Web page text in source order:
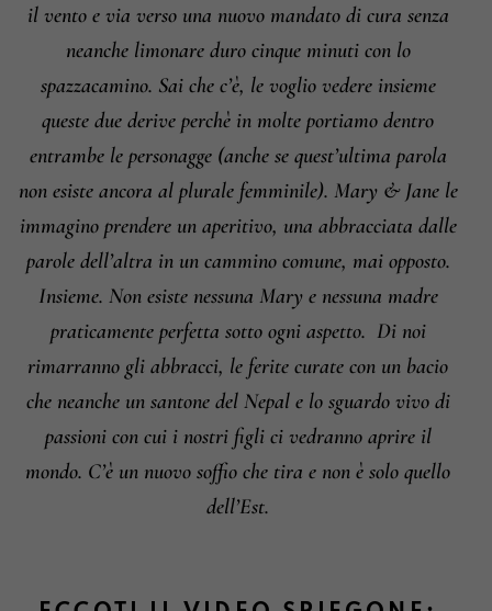
il vento e via verso una nuovo mandato di cura senza
neanche limonare duro cinque minuti con lo
spazzacamino. Sai che c’è, le voglio vedere insieme
queste due derive perchè in molte portiamo dentro
entrambe le personagge (anche se quest’ultima parola
non esiste ancora al plurale femminile). Mary & Jane le
immagino prendere un aperitivo, una abbracciata dalle
parole dell’altra in un cammino comune, mai opposto.
Insieme. Non esiste nessuna Mary e nessuna madre
praticamente perfetta sotto ogni aspetto. Di noi
rimarranno gli abbracci, le ferite curate con un bacio
che neanche un santone del Nepal e lo sguardo vivo di
passioni con cui i nostri figli ci vedranno aprire il
mondo. C’è un nuovo soffio che tira e non è solo quello
dell’Est.